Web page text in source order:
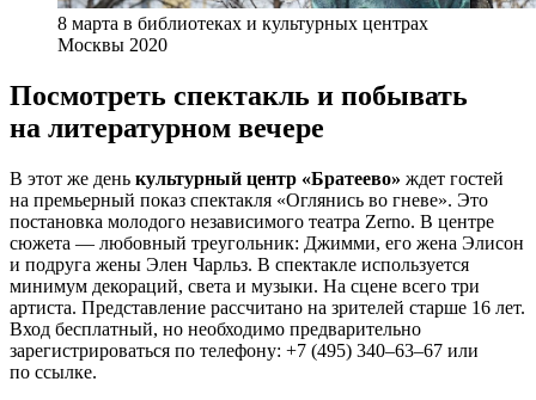
8 марта в библиотеках и культурных центрах
Москвы 2020
Посмотреть спектакль и побывать
на литературном вечере
В этот же день культурный центр «Братеево» ждет гостей
на премьерный показ спектакля «Оглянись во гневе». Это
постановка молодого независимого театра Zerno. В центре
сюжета — любовный треугольник: Джимми, его жена Элисон
и подруга жены Элен Чарльз. В спектакле используется
минимум декораций, света и музыки. На сцене всего три
артиста. Представление рассчитано на зрителей старше 16 лет.
Вход бесплатный, но необходимо предварительно
зарегистрироваться по телефону: +7 (495) 340–63–67 или
по ссылке.